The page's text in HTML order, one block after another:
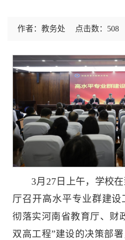
作者：教务处 点击数： 508
3月27日上午，学校
厅召开高水平专业群建设
彻落实河南省教育厅、财
双高工程”建设的决策部署